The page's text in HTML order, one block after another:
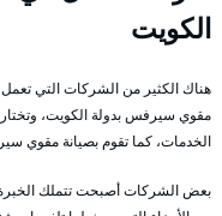
الكويت
هناك الكثير من الشركات التي
مقوي سيرفس بدولة الكويت، وتختار
الخدمات، كما تقوم بصيانة مقوي
بعض الشركات أصبحت تتملك الخبرة،